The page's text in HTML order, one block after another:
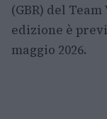
(GBR) del
edizione è
maggio 2026.